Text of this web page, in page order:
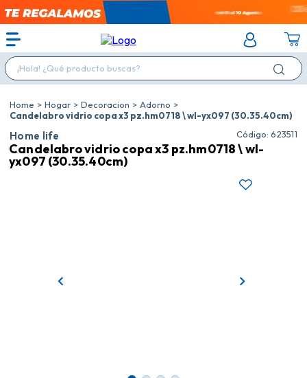
¡Hola! ¿Qué producto buscas?
Hogar Decoracion
Adorno
Candelabro vidrio copa x3 pz.hm0718 \ wl-yx097 (30.35.40cm)
Home life : 623511
Candelabro vidrio copa x3 pz.hm0718 \ wl-
yx097 (30.35.40cm)